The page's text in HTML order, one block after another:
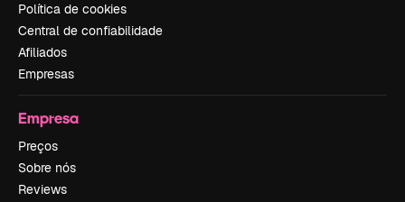
Política de cookies
Central de confiabilidade
Afiliados
Empresas
Empresa
Preços
Sobre nós
Reviews